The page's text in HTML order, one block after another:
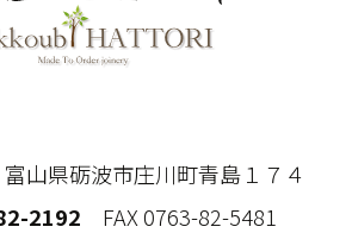
山県砺波市庄川町青島１７４
2192 FAX 0763-82-5481